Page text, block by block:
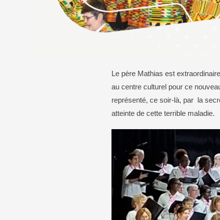
Bureaux de vote
Calendrier des élections
En bus
À vélo
Le père Mathias est
au centre culturel pour ce
représenté, ce soir-là, par la
atteinte de cette terrible maladie.